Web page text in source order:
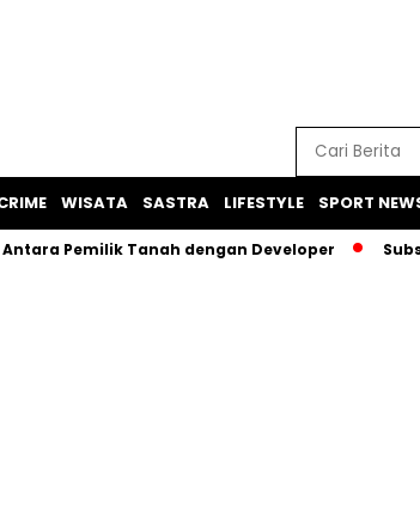
WISATA SASTRA LIFESTYLE SPORT
Antara Pemilik Tanah dengan Developer